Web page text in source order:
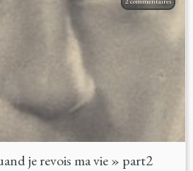
je revois ma vie » part2